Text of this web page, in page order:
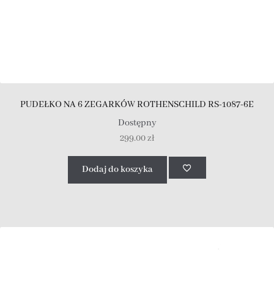
PUDEŁKO NA 6 ZEGARKÓW ROTHENSCHILD RS-1087-6E
Dostępny
299.00zł
Dodaj do koszyka